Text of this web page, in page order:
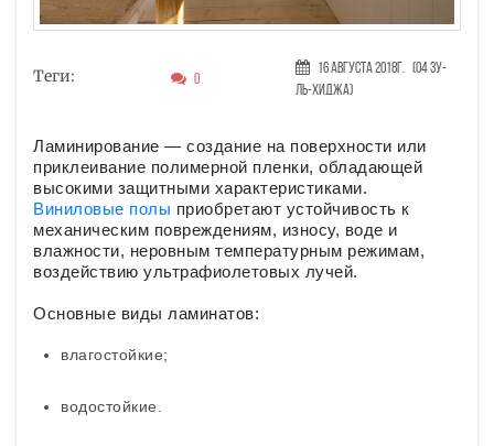
Теги: 0
16 Августа 2018г. (04 Зу-
ль-хиджа)
Ламинирование — создание на поверхности или
приклеивание полимерной пленки, обладающей
высокими защитными характеристиками.
Виниловые полы приобретают устойчивость к
механическим повреждениям, износу, воде и
влажности, неровным температурным режимам,
воздействию ультрафиолетовых лучей.
Основные виды ламинатов:
влагостойкие;
водостойкие.